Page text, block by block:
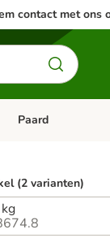
contact met ons
Vis
Open categorie
Paard
(2 varianten)